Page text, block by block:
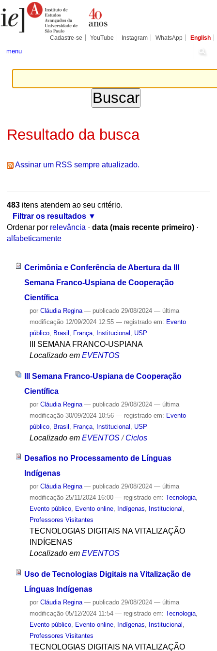
para
conteúdo.
Pessoais
Cadastre-se YouTube Instagram WhatsApp English
menu
Resultado da busca
Assinar um RSS sempre atualizado.
483itens atendem ao seu critério.
Filtrar os resultados
Ordenar por relevância · data (mais recente primeiro) ·
alfabeticamente
Cerimônia e Conferência de Abertura da III
Semana Franco-Uspiana de Cooperação
Científica
por Cláudia Regina — publicado29/08/2024 — última
modificação12/09/2024 12:55 — registrado em: Evento
público, Brasil França, Institucional USP
III SEMANA FRANCO-USPIANA
Localizado em EVENTOS
III Semana Franco-Uspiana de Cooperação
Científica
por Cláudia Regina — publicado29/08/2024 — última
modificação30/09/2024 10:56 — registrado em: Evento
público, Brasil França, Institucional USP
Localizado em EVENTOS /Ciclos
Desafios no Processamento de Línguas
Indígenas
por Cláudia Regina — publicado29/08/2024 — última
modificação25/11/2024 16:00 — registrado em: Tecnologia,
Evento público, Evento online, Indígenas, Institucional ,
Professores Visitantes
TECNOLOGIAS DIGITAIS NA VITALIZAÇÃO
INDÍGENAS
Localizado em EVENTOS
Uso de Tecnologias Digitais na Vitalização de
Línguas Indígenas
por Cláudia Regina — publicado29/08/2024 — última
modificação05/12/2024 11:54 — registrado em: Tecnologia,
Evento público, Evento online, Indígenas, Institucional ,
Professores Visitantes
TECNOLOGIAS DIGITAIS NA VITALIZAÇÃO